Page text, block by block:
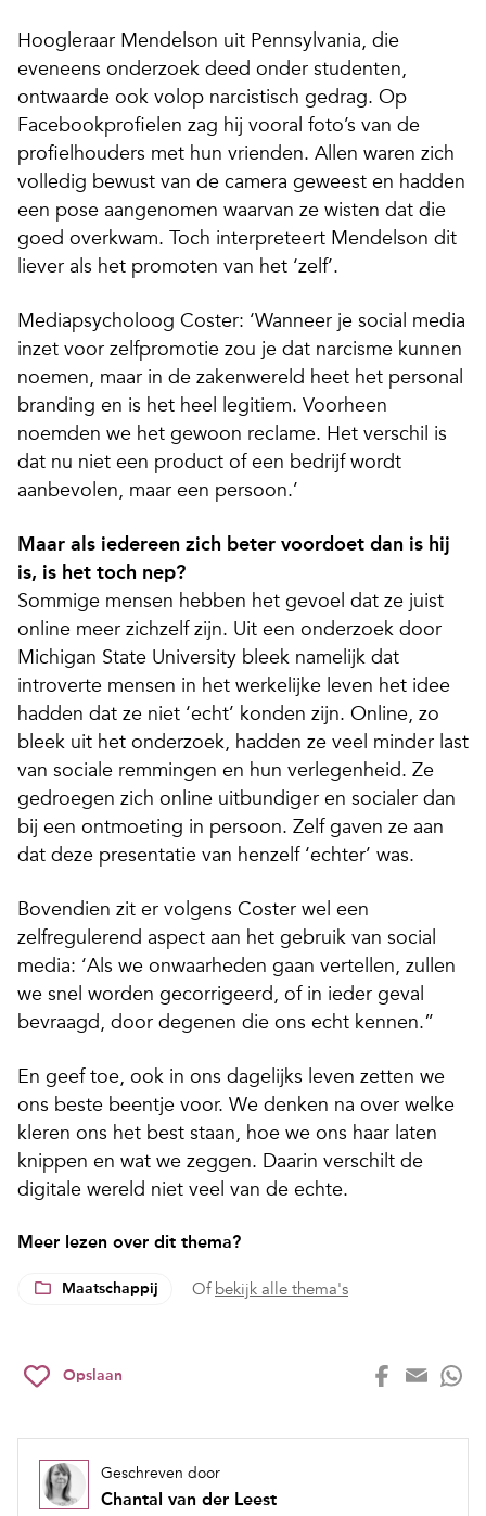
Hoogleraar Mendelson uit Pennsylvania, die
eveneens onderzoek deed onder studenten,
ontwaarde ook volop narcistisch gedrag. Op
Facebookprofielen zag hij vooral foto’s van de
profielhouders met hun vrienden. Allen waren zich
volledig bewust van de camera geweest en hadden
een pose aangenomen waarvan ze wisten dat die
goed overkwam. Toch interpreteert Mendelson dit
liever als het promoten van het ‘zelf’.
Mediapsycholoog Coster: ‘Wanneer je social media
inzet voor zelfpromotie zou je dat narcisme kunnen
noemen, maar in de zakenwereld heet het personal
branding en is het heel legitiem. Voorheen
noemden we het gewoon reclame. Het verschil is
dat nu niet een product of een bedrijf wordt
aanbevolen, maar een persoon.’
Maar als iedereen zich beter voordoet dan is hij
is, is het toch nep?
Sommige mensen hebben het gevoel dat ze juist
online meer zichzelf zijn. Uit een onderzoek door
Michigan State University bleek namelijk dat
introverte mensen in het werkelijke leven het idee
hadden dat ze niet ‘echt’ konden zijn. Online, zo
bleek uit het onderzoek, hadden ze veel minder last
van sociale remmingen en hun verlegenheid. Ze
gedroegen zich online uitbundiger en socialer dan
bij een ontmoeting in persoon. Zelf gaven ze aan
dat deze presentatie van henzelf ‘echter’ was.
Bovendien zit er volgens Coster wel een
zelfregulerend aspect aan het gebruik van social
media: ‘Als we onwaarheden gaan vertellen, zullen
we snel worden gecorrigeerd, of in ieder geval
bevraagd, door degenen die ons echt kennen.”
En geef toe, ook in ons dagelijks leven zetten we
ons beste beentje voor. We denken na over welke
kleren ons het best staan, hoe we ons haar laten
knippen en wat we zeggen. Daarin verschilt de
digitale wereld niet veel van de echte.
Meer lezen over dit thema?
Maatschappij Of bekijk alle thema's
Opslaan
Geschreven door
Chantal van der Leest